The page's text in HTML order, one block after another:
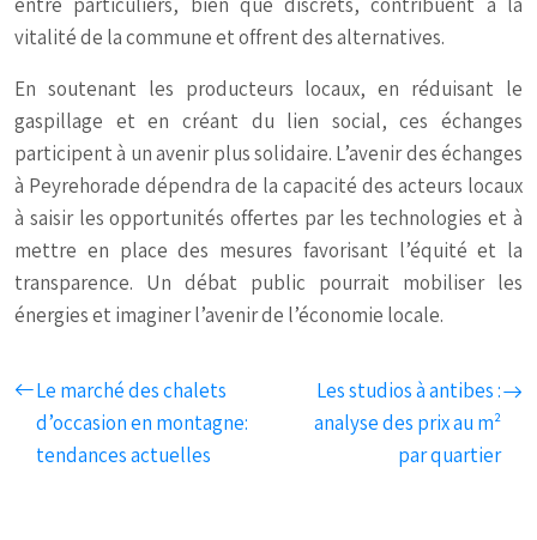
vitalité de la commune et offrent des alternatives.
En soutenant les producteurs locaux, en réduisant le
gaspillage et en créant du lien social, ces échanges
participent à un avenir plus solidaire. L’avenir des échanges
à Peyrehorade dépendra de la capacité des acteurs locaux
à saisir les opportunités offertes par les technologies et à
mettre en place des mesures favorisant l’équité et la
transparence. Un débat public pourrait mobiliser les
énergies et imaginer l’avenir de l’économie locale.
Le marché des chalets
d’occasion en montagne:
tendances actuelles
Les studios à antibes :
analyse des prix au m²
par quartier